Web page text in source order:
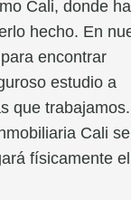
Cali, donde
hecho. En
encontrar
estudio a
que
Cali se
físicamente el